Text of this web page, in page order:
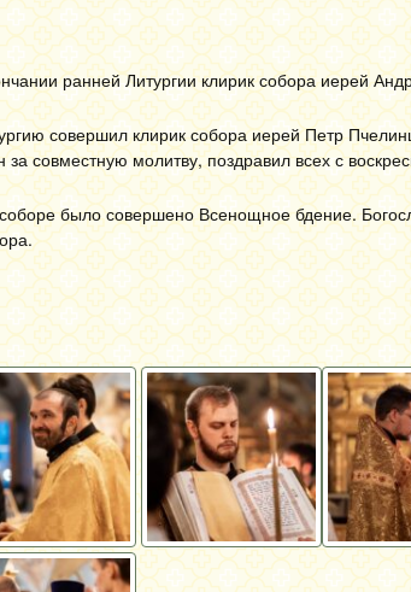
ранней Литургии клирик собора иерей
совершил клирик собора иерей Петр
за совместную молитву, поздравил всех с
было совершено Всенощное бдение.